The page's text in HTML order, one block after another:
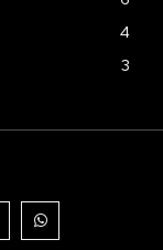
4
3